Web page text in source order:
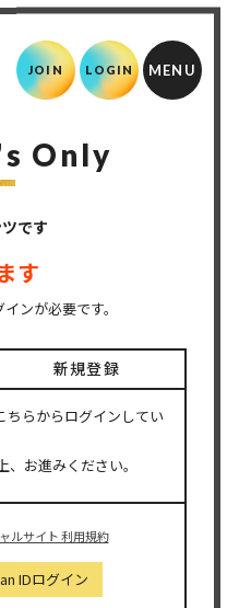
JOIN LOGIN
Only
です
す
ンが必要です。
新規登録
らからログインしてい
お進みください。
ルサイト 利用規約
IDログイン